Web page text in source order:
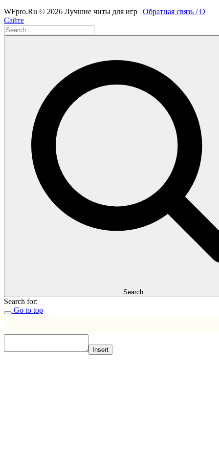
WFpro.Ru © 2026 Лучшие читы для игр | Обратная связь / О
Сайте
Search
Search for:
Go to top
Insert